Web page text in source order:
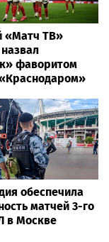
«Матч ТВ»
фаворитом
обеспечила
матчей 3-го
в Москве